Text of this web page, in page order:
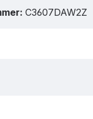
C3607DAW2Z